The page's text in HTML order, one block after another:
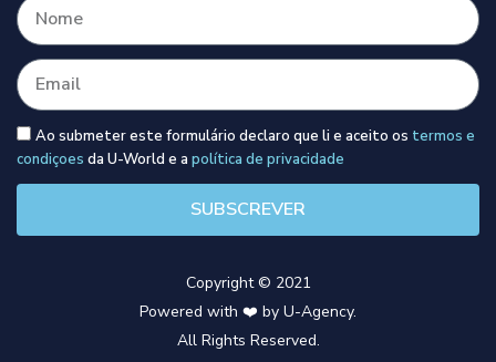
Ao submeter este formulário declaro que li e aceito os termos e
condiçoes da U-World e a política de privacidade
SUBSCREVER
Copyright © 2021
Powered with ❤️ by U-Agency.
All Rights Reserved.